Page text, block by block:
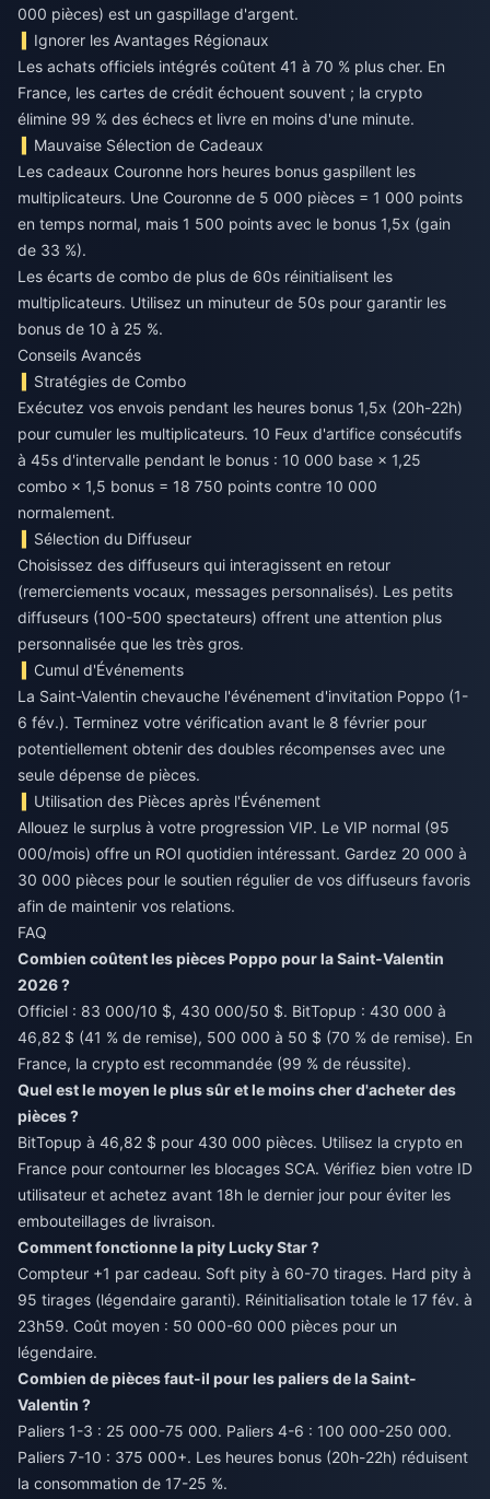
000 pièces) est un gaspillage d'argent.
Ignorer les Avantages Régionaux
Les achats officiels intégrés coûtent 41 à 70 % plus cher. En
France, les cartes de crédit échouent souvent ; la crypto
élimine 99 % des échecs et livre en moins d'une minute.
Mauvaise Sélection de Cadeaux
Les cadeaux Couronne hors heures bonus gaspillent les
multiplicateurs. Une Couronne de 5 000 pièces = 1 000 points
en temps normal, mais 1 500 points avec le bonus 1,5x (gain
de 33 %).
Les écarts de combo de plus de 60s réinitialisent les
multiplicateurs. Utilisez un minuteur de 50s pour garantir les
bonus de 10 à 25 %.
Conseils Avancés
Stratégies de Combo
Exécutez vos envois pendant les heures bonus 1,5x (20h-22h)
pour cumuler les multiplicateurs. 10 Feux d'artifice consécutifs
à 45s d'intervalle pendant le bonus : 10 000 base × 1,25
combo × 1,5 bonus = 18 750 points contre 10 000
normalement.
Sélection du Diffuseur
Choisissez des diffuseurs qui interagissent en retour
(remerciements vocaux, messages personnalisés). Les petits
diffuseurs (100-500 spectateurs) offrent une attention plus
personnalisée que les très gros.
Cumul d'Événements
La Saint-Valentin chevauche l'événement d'invitation Poppo (1-
6 fév.). Terminez votre vérification avant le 8 février pour
potentiellement obtenir des doubles récompenses avec une
seule dépense de pièces.
Utilisation des Pièces après l'Événement
Allouez le surplus à votre progression VIP. Le VIP normal (95
000/mois) offre un ROI quotidien intéressant. Gardez 20 000 à
30 000 pièces pour le soutien régulier de vos diffuseurs favoris
afin de maintenir vos relations.
FAQ
Combien coûtent les pièces Poppo pour la Saint-Valentin
2026 ?
Officiel : 83 000/10 $, 430 000/50 $. BitTopup : 430 000 à
46,82 $ (41 % de remise), 500 000 à 50 $ (70 % de remise). En
France, la crypto est recommandée (99 % de réussite).
Quel est le moyen le plus sûr et le moins cher d'acheter des
pièces ?
BitTopup à 46,82 $ pour 430 000 pièces. Utilisez la crypto en
France pour contourner les blocages SCA. Vérifiez bien votre ID
utilisateur et achetez avant 18h le dernier jour pour éviter les
embouteillages de livraison.
Comment fonctionne la pity Lucky Star ?
Compteur +1 par cadeau. Soft pity à 60-70 tirages. Hard pity à
95 tirages (légendaire garanti). Réinitialisation totale le 17 fév. à
23h59. Coût moyen : 50 000-60 000 pièces pour un
légendaire.
Combien de pièces faut-il pour les paliers de la Saint-
Valentin ?
Paliers 1-3 : 25 000-75 000. Paliers 4-6 : 100 000-250 000.
Paliers 7-10 : 375 000+. Les heures bonus (20h-22h) réduisent
la consommation de 17-25 %.